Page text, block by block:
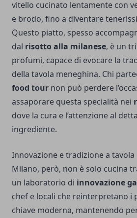
vitello cucinato lentamente con
e brodo, fino a diventare
Questo piatto, spesso
dal risotto alla milanese, è un
profumi, capace di evocare la
della tavola meneghina. Chi
food tour non può perdere
assaporare questa specialità nei
dove la cura e l’attenzione al
ingrediente.
Innovazione e tradizione a tavola
Milano, però, non è solo cucina
un laboratorio di innovazione
chef e locali che reinterpretano i
chiave moderna, mantenendo